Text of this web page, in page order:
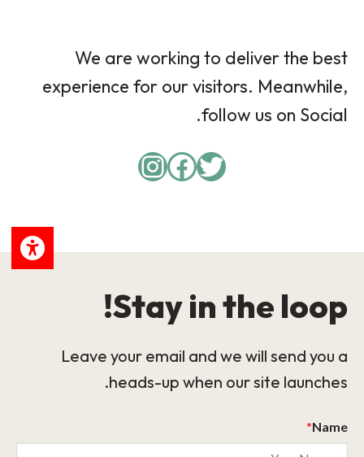
We are working to deliver the best
experience for our visitors. Meanwhile,
follow us on Social.
Twitter
Facebook
Instagram
Stay in the loop!
Leave your email and we will send you a
heads-up when our site launches.
Name
*